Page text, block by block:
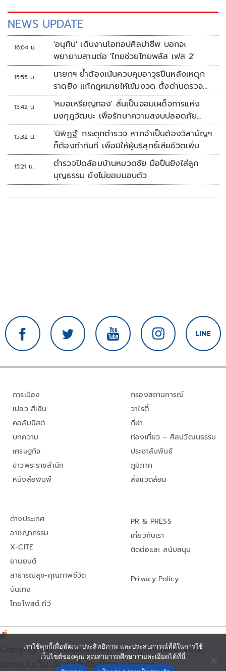
NEWS UPDATE
16:04 น.
'อนุทิน' เดินงานโอทอปศิลปาชีพ บอกจะ
พยายามสานต่อ 'ไทยช่วยไทยพลัส เฟส 2'
15:55 น.
นายกฯ ย้ำต้องเน้นควบคุมอาวุธปืนหลังเหตุก
ราดยิง แก้กฎหมายให้เข้มงวด ตั้งด่านตรวจ
เพิ่ม
15:42 น.
'หมอเหรียญทอง' ลั่นเป็นจอมเผด็จการแห่ง
มงกุฎวัฒนะ เพื่อรักษาความสงบปลอดภัย
ภายในรพ.
15:32 น.
'นิพิฏฐ์' กระตุกตำรวจ หากจำเป็นต้องวิสามัญฯ
ก็ต้องทำทันที เพื่อมิให้ผู้บริสุทธิ์เสียชีวิตเพิ่ม
15:21 น.
ตำรวจปิดล้อมบ้านหมวดชัย มือปืนยิงใส่ลูก
บุญธรรม ยังไม่ยอมมอบตัว
การเมือง
เปลว สีเงิน
คอลัมนิสต์
บทความ
เศรษฐกิจ
ข่าวพระราชสำนัก
หนังสือพิมพ์
กรองสถานการณ์
วาไรตี้
กีฬา
ท่องเที่ยว – ศิลปวัฒนธรรม
ประชาสัมพันธ์
ภูมิภาค
สิ่งแวดล้อม
ต่างประเทศ
อาชญากรรม
X-CITE
ยานยนต์
สาธารณสุข-คุณภาพชีวิต
บันเทิง
ไทยโพสต์ ทีวี
PR & PRESS
เกี่ยวกับเรา
ติดต่อและ สนับสนุน
Privacy Policy
Copyright© thaipost.net, All rights reserved.,
ออกแบบเว็บ จัดทำเว็บไซต์โดย iDesign
เราใช้คุกกี้เพื่อพัฒนาประสิทธิภาพ และประสบการณ์ที่ดีในการใช้
เว็บไซต์ของคุณ คุณสามารถศึกษารายละเอียดได้ที่นี่